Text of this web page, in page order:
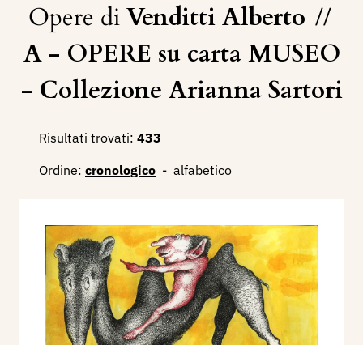
Opere diVenditti Alberto //
A - OPERE su carta MUSEO
- Collezione Arianna Sartori
Risultati trovati: 433
Ordine: cronologico - alfabetico